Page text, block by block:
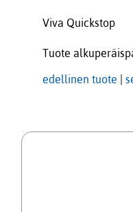
Viva Quickstop
Tuote
edellinen tuote